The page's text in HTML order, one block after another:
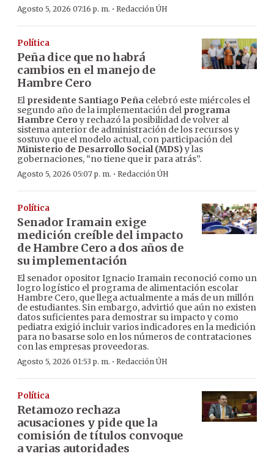
Agosto 5, 2026 07:16 p. m. · Redacción ÚH
Política
Peña dice que no habrá
cambios en el manejo de
Hambre Cero
El presidente Santiago Peña celebró este miércoles el
segundo año de la implementación del programa
Hambre Cero y rechazó la posibilidad de volver al
sistema anterior de administración de los recursos y
sostuvo que el modelo actual, con participación del
Ministerio de Desarrollo Social (MDS)y las
gobernaciones, “no tiene que ir para atrás”.
Agosto 5, 2026 05:07 p. m. · Redacción ÚH
Política
Senador Iramain exige
medición creíble del impacto
de Hambre Cero a dos años de
su implementación
El senador opositor Ignacio Iramain reconoció como un
logro logístico el programa de alimentación escolar
Hambre Cero, que llega actualmente a más de un millón
de estudiantes. Sin embargo, advirtió que aún no existen
datos suficientes para demostrar su impacto y como
pediatra exigió incluir varios indicadores en la medición
para no basarse solo en los números de contrataciones
con las empresas proveedoras.
Agosto 5, 2026 01:53 p. m. · Redacción ÚH
Política
Retamozo rechaza
acusaciones y pide que la
comisión de títulos convoque
a varias autoridades